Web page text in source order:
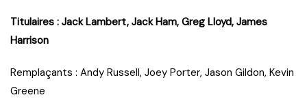
Titulaires : Jack Lambert, Jack Ham, Greg Lloyd, James
Harrison
Remplaçants : Andy Russell, Joey Porter, Jason Gildon, Kevin
Greene